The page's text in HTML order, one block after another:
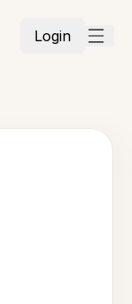
Login